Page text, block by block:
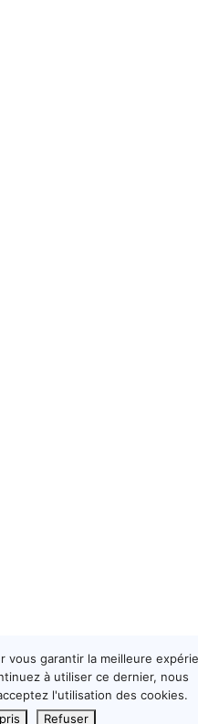
vous garantir la meilleure
à utiliser ce dernier, nous
l'utilisation des cookies.
Refuser